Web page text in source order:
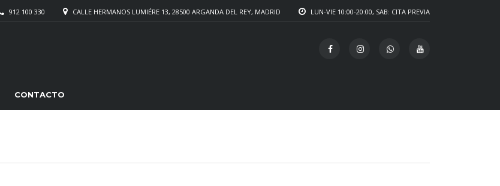
LUN-VIE 10:00-20:00, SAB: CITA PREVIA
CALLE HERMANOS LUMIÉRE 13, 28500 ARGANDA DEL REY, MADRID
912 100 330
CONTACTO